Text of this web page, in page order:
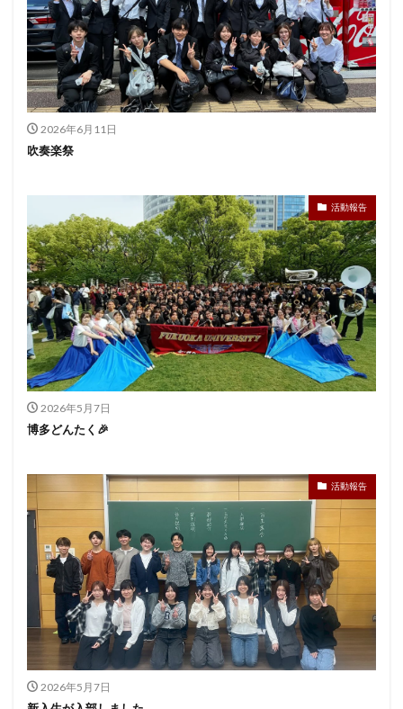
2026年6月11日
吹奏楽祭
活動報告
2026年5月7日
博多どんたく🎉
活動報告
2026年5月7日